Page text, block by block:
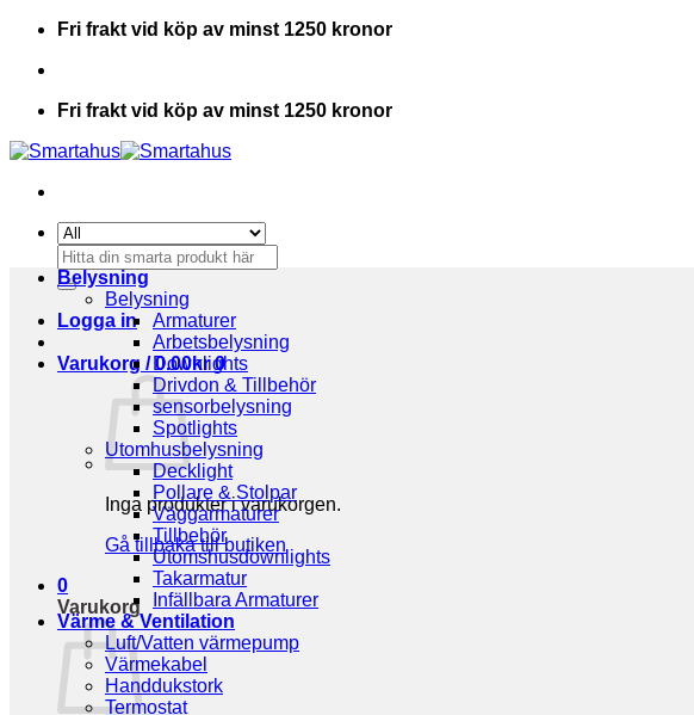
Skip
content
Fri frakt vid köp av minst 1250 kronor
Fri frakt vid köp av minst 1250 kronor
Sök
efter:
Logga in
Varukorg /0.00kr 0
Inga produkter i varukorgen.
Gå tillbaka till butiken
0
Varukorg
Belysning
Belysning
Armaturer
Arbetsbelysning
Downlights
Drivdon & Tillbehör
sensorbelysning
Spotlights
Utomhusbelysning
Decklight
Pollare & Stolpar
Väggarmaturer
Tillbehör
Utomshusdownlights
Takarmatur
Infällbara Armaturer
Värme & Ventilation
Luft/Vatten värmepump
Värmekabel
Handdukstork
Termostat